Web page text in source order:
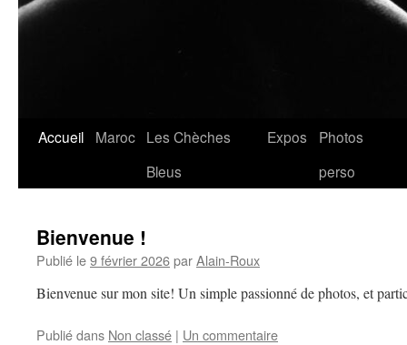
Accueil Maroc Les Chèches
Bleus
Expos
Photos
perso
Bienvenue !
Publié le9 février 2026parAlain-Roux
Bienvenue sur mon site! Un simple passionné de photos, et
Publié dans Non classé | Un commentaire